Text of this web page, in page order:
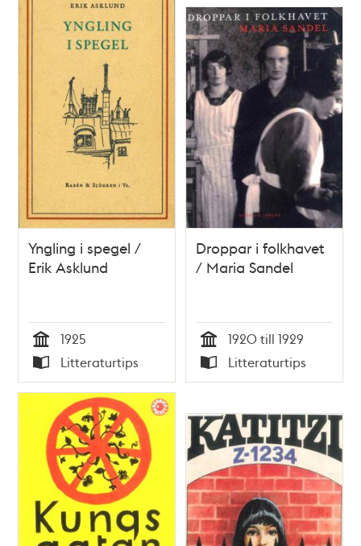
Yngling i spegel /
Erik Asklund
Tid
1925
Typ
Litteraturtips
Droppar i folkhavet
/ Maria Sandel
Tid
1920 till 1929
Typ
Litteraturtips